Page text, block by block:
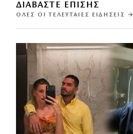
ΔΙΑΒΑΣΤΕ ΕΠΙΣΗΣ
ΌΛΕΣ ΟΙ ΤΕΛΕΥΤΑΊΕΣ ΕΙΔΉΣΕΙΣ →